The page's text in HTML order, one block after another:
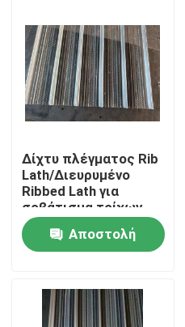
Δίχτυ πλέγματος Rib
Lath/Διευρυμένο
Ribbed Lath για
σοβάτισμα τοίχων
Αποστολή